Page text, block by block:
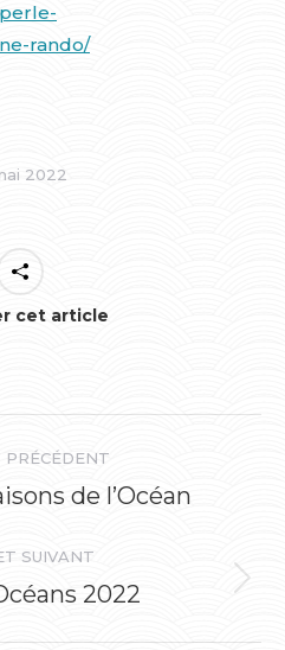
rando/
2022
cet article
PRÉCÉDENT
Ongletde l’Océan
SUIVANT
Onglet 2022